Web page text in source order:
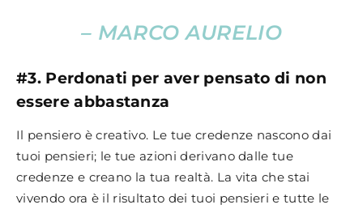
– MARCO AURELIO
#3. Perdonati per aver pensato di non
essere abbastanza
Il pensiero è creativo. Le tue credenze nascono dai
tuoi pensieri; le tue azioni derivano dalle tue
credenze e creano la tua realtà. La vita che stai
vivendo ora è il risultato dei tuoi pensieri e tutte le